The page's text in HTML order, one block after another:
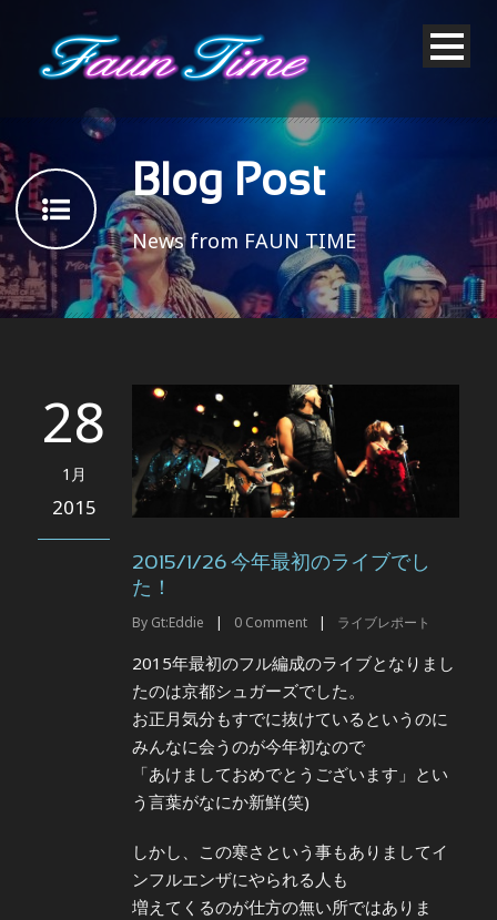
Blog Post
News from FAUN TIME
28
1月
2015
2015/1/26 今年最初のライブでし
た！
By Gt:Eddie | 0 Comment | ライブレポート
2015年最初のフル編成のライブとなりまし
たのは京都シュガーズでした。
お正月気分もすでに抜けているというのに
みんなに会うのが今年初なので
「あけましておめでとうございます」とい
う言葉がなにか新鮮(笑)
しかし、この寒さという事もありましてイ
ンフルエンザにやられる人も
増えてくるのが仕方の無い所ではありま